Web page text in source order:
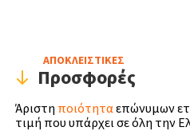
ΑΠΟΚΛΕΙΣΤΙΚΕΣ
Προσφορές
Άριστη ποιότηταεπώνυμων
τιμή που υπάρχει σε όλη την